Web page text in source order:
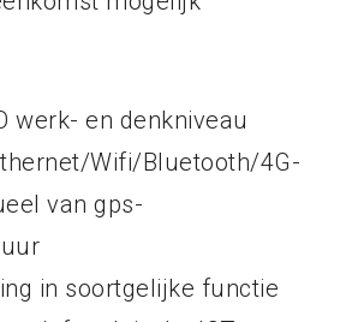
werk- en denkniveau
Wifi/Bluetooth/4G-
van gps-
in soortgelijke functie